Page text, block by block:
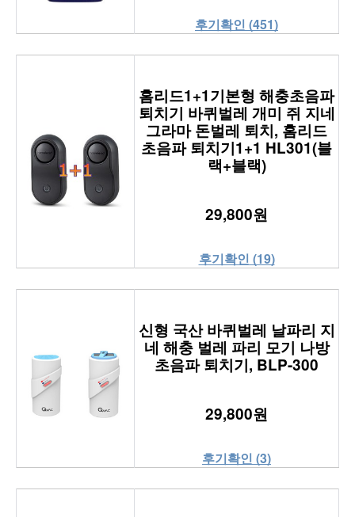
후기확인 (451)
홈리드1+1기본형 해충초음파
퇴치기 바퀴벌레 개미 쥐 지네
그라마 돈벌레 퇴치, 홈리드
초음파 퇴치기1+1 HL301(블
랙+블랙)
29,800원
후기확인 (19)
신형 국산 바퀴벌레 날파리 지
네 해충 벌레 파리 모기 나방
초음파 퇴치기, BLP-300
29,800원
후기확인 (3)